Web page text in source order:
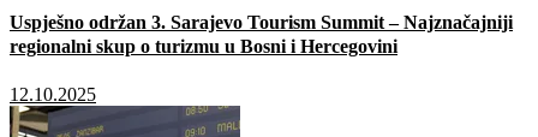
Uspješno održan 3. Sarajevo Tourism Summit – Najznačajniji
regionalni skup o turizmu u Bosni i Hercegovini
12.10.2025